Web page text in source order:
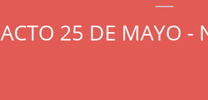
ACTO 25 DE MAYO -